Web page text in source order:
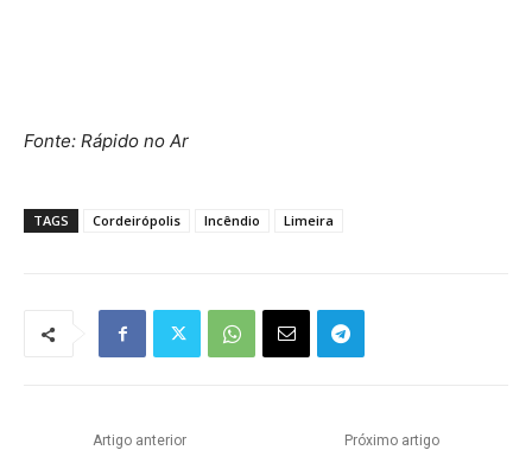
Fonte: Rápido no Ar
TAGS Cordeirópolis Incêndio Limeira
Artigo anterior Próximo artigo